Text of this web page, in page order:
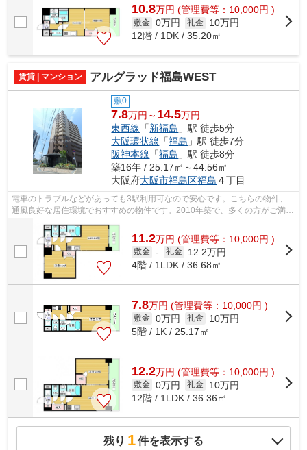
10.8万円 (管理費等：10,000円 )
敷金 0万円 礼金
10万円
12階 / 1DK / 35.20㎡
賃貸 | マンション アルグラッド福島WEST
敷0
7.8万円～ 14.5万円
東西線 「新福島 」駅 徒歩5分
大阪環状線 「福島 」駅 徒歩7分
阪神本線 「福島 」駅 徒歩8分
築16年 / 25.17㎡～44.56㎡
大阪府大阪市福島区福島 ４丁目
電車のトラブルなどがあっても3駅利用可なので安心です。こちらの物件、
通風良好な居住環境でおすすめの物件です。2010年築で、多くの方がご満足
の物件はこちらです。周辺には駅もあり...
11.2万円 (管理費等：10,000円 )
敷金 - 礼金
12.2万円
4階 / 1LDK / 36.68㎡
7.8万円 (管理費等：10,000円 )
敷金 0万円 礼金
10万円
5階 / 1K / 25.17㎡
12.2万円 (管理費等：10,000円 )
敷金 0万円 礼金
10万円
12階 / 1LDK / 36.36㎡
残り 1件を表示する